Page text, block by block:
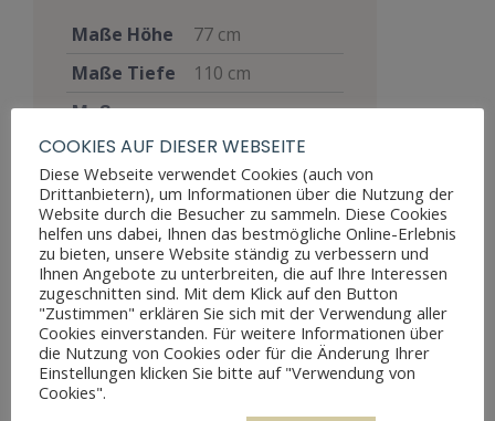
Maße Höhe
77 cm
Maße Tiefe
110 cm
Maße
Breite
Materialien Holz,Marmor
Stil
Louis Seize
Zustand
Altersbedingte
Patina, weist
keine
Beschädigungen
auf
Preis
COOKIES AUF DIESER WEBSEITE
Diese Webseite verwendet Cookies (auch von
Drittanbietern), um Informationen über die Nutzung der
Website durch die Besucher zu sammeln. Diese Cookies
helfen uns dabei, Ihnen das bestmögliche Online-Erlebnis
zu bieten, unsere Website ständig zu verbessern und
Ihnen Angebote zu unterbreiten, die auf Ihre Interessen
zugeschnitten sind. Mit dem Klick auf den Button
"Zustimmen" erklären Sie sich mit der Verwendung aller
Cookies einverstanden. Für weitere Informationen über
die Nutzung von Cookies oder für die Änderung Ihrer
Einstellungen klicken Sie bitte auf "Verwendung von
Cookies".